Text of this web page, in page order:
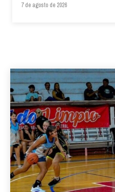
7 de agosto de 2026